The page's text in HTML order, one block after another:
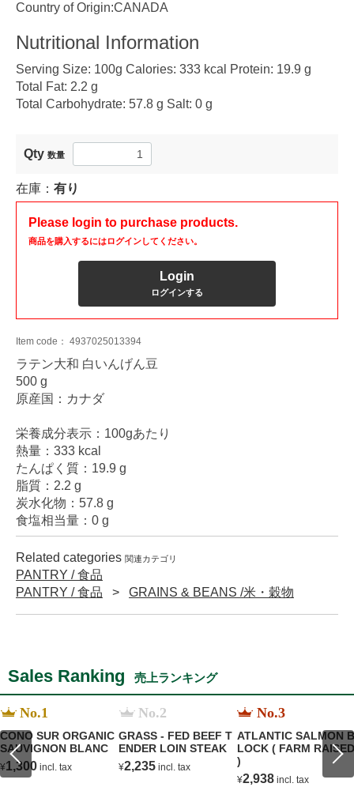
Country of Origin:CANADA
Nutritional Information
Serving Size: 100g Calories: 333 kcal Protein: 19.9 g
Total Fat: 2.2 g
Total Carbohydrate: 57.8 g Salt: 0 g
Qty 数量
在庫： 有り
Please login to purchase products.
商品を購入するにはログインしてください。
Login
ログインする
Item code： 4937025013394
ラテン大和 白いんげん豆
500 g
原産国：カナダ
栄養成分表示：100gあたり
熱量：333 kcal
たんぱく質：19.9 g
脂質：2.2 g
炭水化物：57.8 g
食塩相当量：0 g
Related categories 関連カテゴリ
PANTRY / 食品
PANTRY / 食品
GRAINS & BEANS /米・穀物
Sales Ranking 売上ランキング
No.1
CONO SUR ORGANIC
SAUVIGNON BLANC
¥1,300 incl. tax
No.2
GRASS - FED BEEF T
ENDER LOIN STEAK
¥2,235 incl. tax
No.3
ATLANTIC SALMON B
LOCK ( FARM RAISED
)
¥2,938 incl. tax